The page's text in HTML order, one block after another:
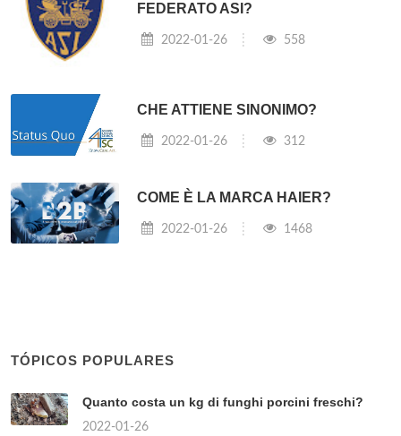
FEDERATO ASI?
2022-01-26 558
CHE ATTIENE SINONIMO?
2022-01-26 312
COME È LA MARCA HAIER?
2022-01-26 1468
TÓPICOS POPULARES
Quanto costa un kg di funghi porcini freschi?
2022-01-26